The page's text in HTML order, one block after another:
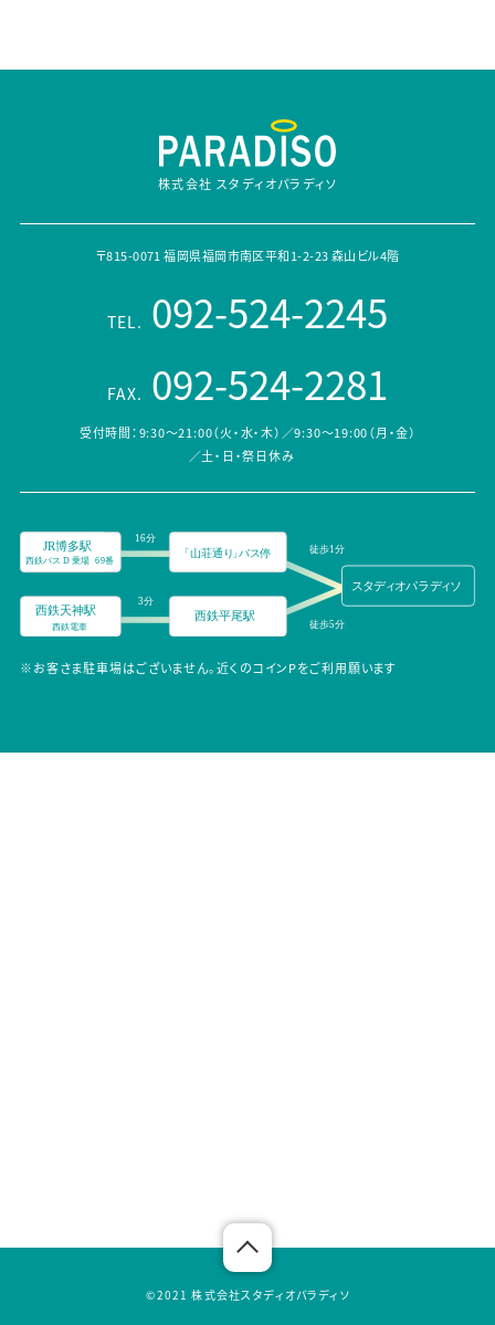
株式会社 スタディオパラディソ
〒815-0071 福岡県福岡市南区平和1-2-23 森山ビル4階
TEL. 092-524-2245
FAX. 092-524-2281
受付時間：9:30～21:00（火・水・木）／9:30～19:00（月・金）
／土・日・祭日休み
※お客さま駐車場はございません。近くのコインPをご利用願います
©︎2021 株式会社スタディオパラディソ